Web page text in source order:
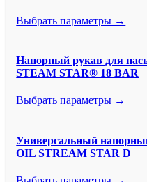
Выбрать параметры →
Напорный рукав для
STEAM STAR® 18 BAR
Выбрать параметры →
Универсальный
OIL STREAM STAR D